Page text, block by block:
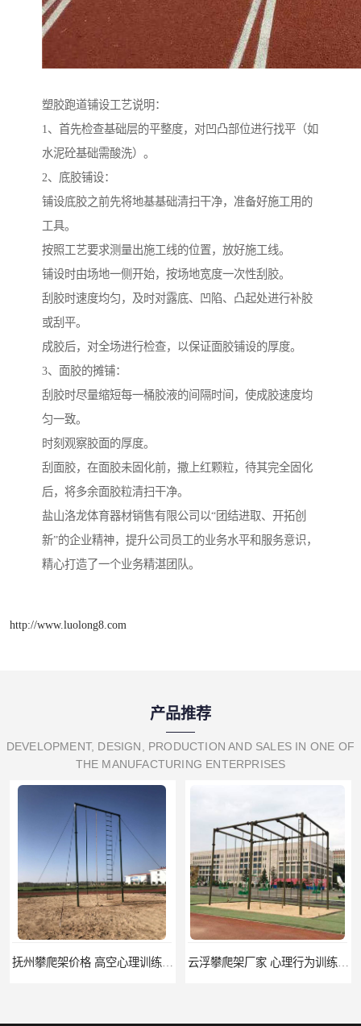
塑胶跑道铺设工艺说明：
1、首先检查基础层的平整度，对凹凸部位进行找平（如
水泥砼基础需酸洗）。
2、底胶铺设：
铺设底胶之前先将地基基础清扫干净，准备好施工用的
工具。
按照工艺要求测量出施工线的位置，放好施工线。
铺设时由场地一侧开始，按场地宽度一次性刮胶。
刮胶时速度均匀，及时对露底、凹陷、凸起处进行补胶
或刮平。
成胶后，对全场进行检查，以保证面胶铺设的厚度。
3、面胶的摊铺：
刮胶时尽量缩短每一桶胶液的间隔时间，使成胶速度均
匀一致。
时刻观察胶面的厚度。
刮面胶，在面胶未固化前，撒上红颗粒，待其完全固化
后，将多余面胶粒清扫干净。
盐山洛龙体育器材销售有限公司以“团结进取、开拓创
新”的企业精神，提升公司员工的业务水平和服务意识，
精心打造了一个业务精湛团队。
http://www.luolong8.com
产品推荐
DEVELOPMENT, DESIGN, PRODUCTION AND SALES IN ONE OF
THE MANUFACTURING ENTERPRISES
濮阳攀爬架价格 训练攀爬架 批发价格